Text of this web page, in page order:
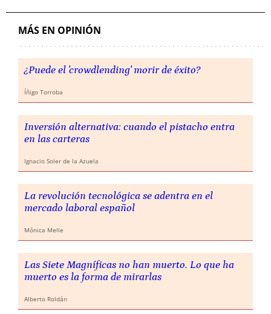
MÁS EN OPINIÓN
¿Puede el 'crowdlending' morir de éxito?
Íñigo Torroba
Inversión alternativa: cuando el pistacho entra
en las carteras
Ignacio Soler de la Azuela
La revolución tecnológica se adentra en el
mercado laboral español
Mónica Melle
Las Siete Magníficas no han muerto. Lo que ha
muerto es la forma de mirarlas
Alberto Roldán